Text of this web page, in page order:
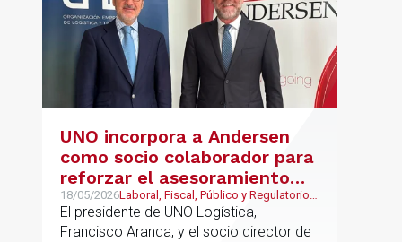
UNO incorpora a Andersen
como socio colaborador para
reforzar el asesoramiento
jurídico y fiscal del sector
logístico
18/05/2026Laboral, Fiscal, Público y Regulatorio,
Transporte, Movilidad & Logística
El presidente de UNO Logística,
Francisco Aranda, y el socio director de